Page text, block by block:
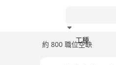
工種
約 800 職位空缺